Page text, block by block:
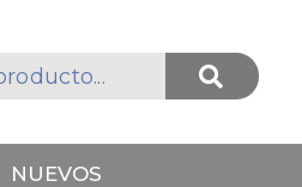
NUEVOS